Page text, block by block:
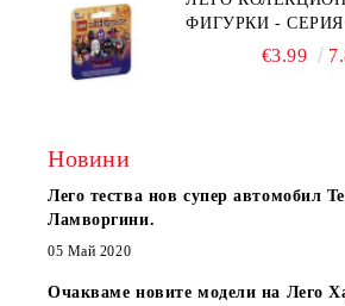
ФИГУРКИ -
ПРЕЗ СПАЙДИ-
€3.99
Новини
Лего тества нов супер автомобил
Ламворгини.
05 Май 2020
Очакваме новите модели на Лего